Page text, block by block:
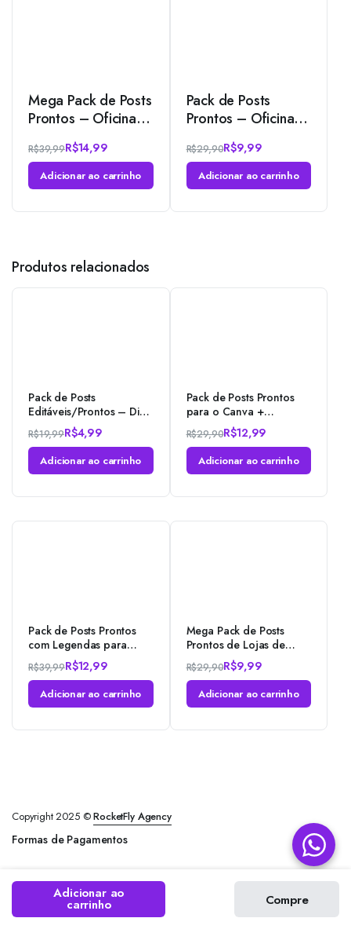
Adicionar ao
carrinho
Compre
Mega Pack de Posts
Prontos – Oficina
Mecânica – Auto
Peças + Legendas
para o Canva
R$39,99R$14,99
Adicionar ao carrinho
Pack de Posts
Prontos – Oficina
Mecânica de Moto
+ Legendas para o
Canva
R$29,90R$9,99
Adicionar ao carrinho
Produtos relacionados
Pack de Posts
Editáveis/Prontos – Dia
dos Namorados +
Brinde – Photoshop
R$19,99R$4,99
Adicionar ao carrinho
Pack de Posts Prontos
para o Canva +
Legendas – Cerimonial
– Organização de
eventos e Cerimonial –
Casamento
R$29,90R$12,99
Adicionar ao carrinho
Pack de Posts Prontos
com Legendas para
Salão de Beleza –
Photoshop
R$39,99R$12,99
Adicionar ao carrinho
Mega Pack de Posts
Prontos de Lojas de
Departamento –
Eletronicos e Vestuário
no Photoshop
R$29,90R$9,99
Adicionar ao carrinho
Copyright 2025 ©RocketFly Agency
Formas de Pagamentos
Loja Pesquisa Categorias